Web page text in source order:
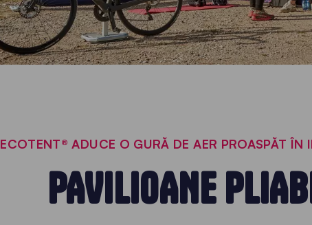
ECOTENT® ADUCE O GURĂ DE AER PROASPĂT
PAVILIOANE